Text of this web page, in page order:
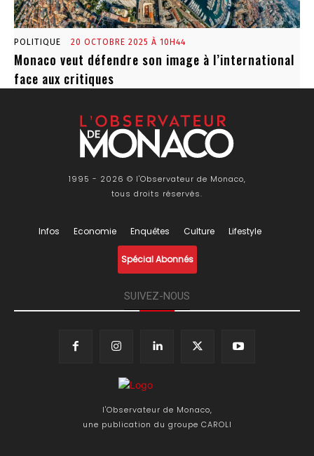
POLITIQUE 20 OCTOBRE 2025 À 10H44
Monaco veut défendre son image à l’international
face aux critiques
1995 - 2026 © l'Observateur de Monaco,
tous droits réservés.
Infos Economie Enquêtes Culture Lifestyle
Spécial Abonnés
SUIVEZ-NOUS
l'Observateur de Monaco,
une publication du groupe CAROLI